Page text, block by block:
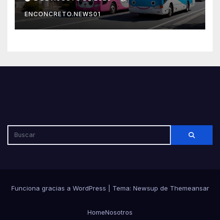
por su seguridad y disciplina
ENCONCRETO.NEWS01
Funciona gracias a WordPress Tema: Newsup de Themeansar
HomeNosotros